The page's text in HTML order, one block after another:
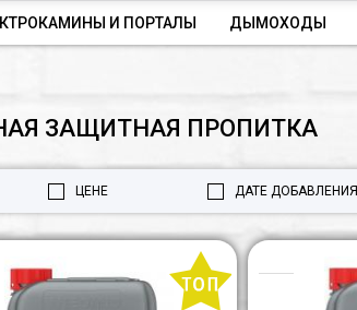
И ПОРТАЛЫ ДЫМОХОДЫ
ЗАЩИТНАЯ ПРОПИТКА
ЦЕНЕ ДАТЕ ДОБАВЛЕНИЯ